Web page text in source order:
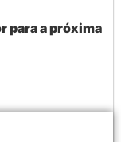
para a próxima